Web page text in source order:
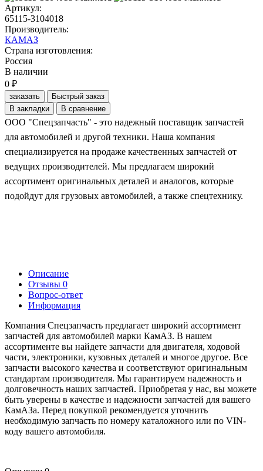
Артикул:
65115-3104018
Производитель:
КАМАЗ
Страна изготовления:
Россия
В наличии
0 ₽
заказать
Быстрый заказ
В закладки
В сравнение
ООО "Спецзапчасть" - это надежный поставщик запчастей
для автомобилей и другой техники. Наша компания
специализируется на продаже качественных запчастей от
ведущих производителей. Мы предлагаем широкий
ассортимент оригинальных деталей и аналогов, которые
подойдут для грузовых автомобилей, а также спецтехнику.
Описание
Отзывы 0
Вопрос-ответ
Информация
Компания Спецзапчасть предлагает широкий ассортимент
запчастей для автомобилей марки КамАЗ. В нашем
ассортименте вы найдете запчасти для двигателя, ходовой
части, электроники, кузовных деталей и многое другое. Все
запчасти высокого качества и соответствуют оригинальным
стандартам производителя. Мы гарантируем надежность и
долговечность наших запчастей. Приобретая у нас, вы можете
быть уверены в качестве и надежности запчастей для вашего
КамАЗа. Перед покупкой рекомендуется уточнить
необходимую запчасть по номеру каталожного или по VIN-
коду вашего автомобиля.